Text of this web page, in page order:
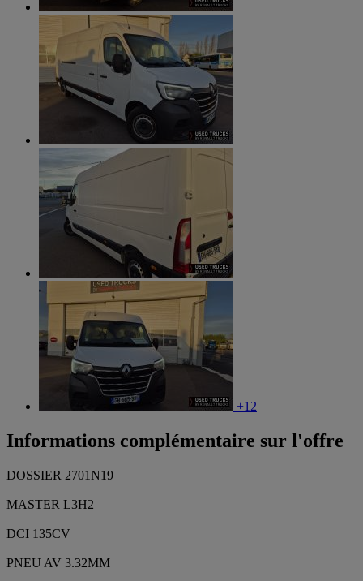
+12
Informations complémentaire sur l'offre
DOSSIER 2701N19
MASTER L3H2
DCI 135CV
PNEU AV 3.32MM